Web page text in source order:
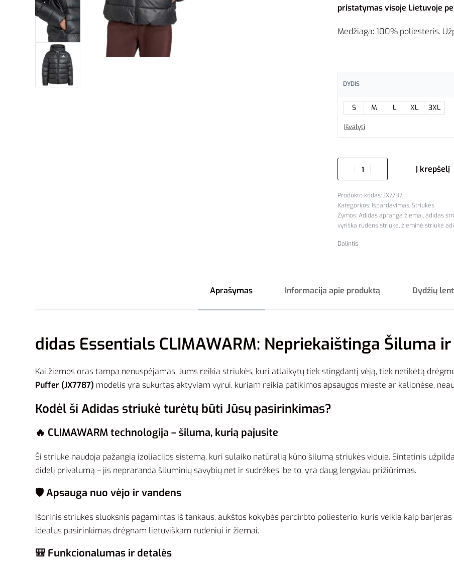
pristatymas visoje Lietuvoje
Medžiaga: 100% poliesteris.
DYDIS
S M L XL 3XL
Išvalyti
Į krepšelį
JX7787
Kategorijos: Išpardavimas,Striukės
Žymos:Adidas apranga žiemai,adidas
vyriška rudens striukė,žieminė striukė
Dalintis
Aprašymas Informacija apie produktą Dydžių
didas Essentials CLIMAWARM: Nepriekaištinga Šiluma
Kai žiemos oras tampa nenuspėjamas, Jums reikia striukės, kuri atlaikytų tiek stingdantį vėją, tiek netikėtą
Puffer (JX7787) modelis yra sukurtas aktyviam vyrui, kuriam reikia patikimos apsaugos mieste ar kelionėse,
Kodėl ši Adidas striukė turėtų būti Jūsų pasirinkimas?
🔥 CLIMAWARM technologija – šiluma, kurią pajusite
Ši striukė naudoja pažangią izoliacijos sistemą, kuri sulaiko natūralią kūno šilumą striukės viduje. Sintetinis
didelį privalumą – jis nepraranda šiluminių savybių net ir sudrėkęs, be to, yra daug lengviau prižiūrimas.
🛡️ Apsauga nuo vėjo ir vandens
Išorinis striukės sluoksnis pagamintas iš tankaus, aukštos kokybės perdirbto poliesterio, kuris veikia kaip
idealus pasirinkimas drėgnam lietuviškam rudeniui ir žiemai.
🎒 Funkcionalumas ir detalės